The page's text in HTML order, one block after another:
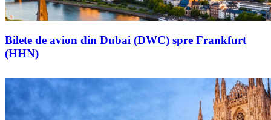
Bilete de avion din Dubai (DWC) spre Frankfurt
(HHN)